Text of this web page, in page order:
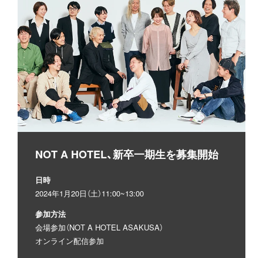
NOT A HOTEL、新卒一期生を募集開始
日時
2024年1月20日（土）11:00~13:00
参加方法
会場参加（NOT A HOTEL ASAKUSA）
オンライン配信参加